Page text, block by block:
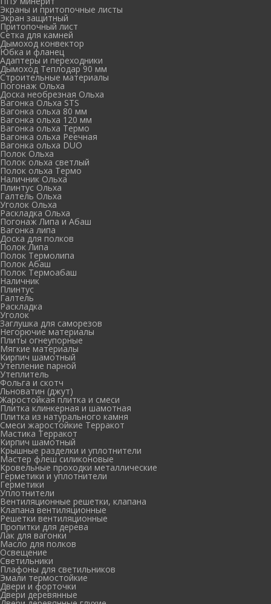
Экраны и притопочные листы
Экран защитный
Притопочный лист
Сетка для камней
Дымоход конвектор
Юбка и фланец
Адаптеры и переходники
Дымоход Теплодар 90 мм
Cтроительные материалы
Погонаж Ольха
Доска необрезная Ольха
Вагонка Ольха STS
Вагонка ольха 80 мм
Вагонка ольха 120 мм
Вагонка ольха Термо
Вагонка ольха Реечная
Вагонка ольха DUO
Полок Ольха
Полок ольха светлый
Полок ольха Термо
Наличник Ольха
Плинтус Ольха
Галтель Ольха
Уголок Ольха
Раскладка Ольха
Погонаж Липа и Абаш
Вагонка липа
Доска для полков
Полок Липа
Полок Термолипа
Полок Абаш
Полок Термоабаш
Наличник
Плинтус
Галтель
Раскладка
Уголок
Заглушка для саморезов
Негорючие материалы
Плиты огнеупорные
Мягкие материалы
Кирпич шамотный
Утепление парной
Утеплитель
Фольга и скотч
Льноватин (джут)
Жаростойкая плитка и смеси
Плитка клинкерная и шамотная
Плитка из натурального камня
Смеси жаростойкие Терракот
Мастика Терракот
Кирпич шамотный
Крышные разделки и уплотнители
Мастер флеш силиконовые
Кровельные проходки металлические
Герметики и уплотнители
Герметики
Уплотнители
Вентиляционные решетки, клапана
Клапана вентиляционные
Решетки вентиляционные
Пропитки для дерева
Лак для вагонки
Масло для полков
Освещение
Светильники
Плафоны для светильников
Эмали термостойкие
Двери и форточки
Двери деревянные